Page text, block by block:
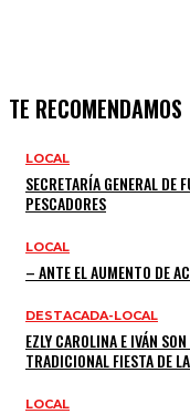
TE RECOMENDAMOS
LOCAL
SECRETARÍA GENERAL DE
PESCADORES
LOCAL
– ANTE EL AUMENTO DE
DESTACADA-LOCAL
EZLY CAROLINA E IVÁN
TRADICIONAL FIESTA DE
LOCAL